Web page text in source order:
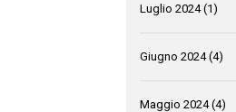
Luglio 2024(1)
Giugno 2024(4)
Maggio 2024(4)